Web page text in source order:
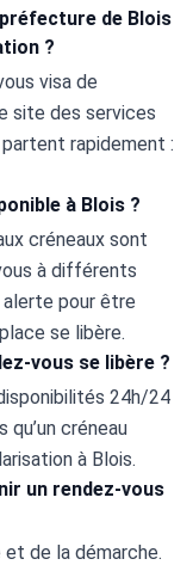
de Blois
?
visa de
site des services
rapidement :
à Blois ?
créneaux sont
à différents
alerte pour être
se libère.
vous se libère ?
24h/24
créneau
à Blois.
un rendez-vous
de la démarche.